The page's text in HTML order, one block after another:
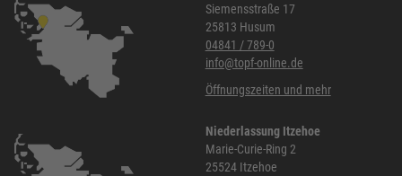
Siemensstraße 17
25813 Husum
04841 / 789-0
info@topf-online.de
Öffnungszeiten und mehr
Niederlassung Itzehoe
Marie-Curie-Ring 2
25524 Itzehoe